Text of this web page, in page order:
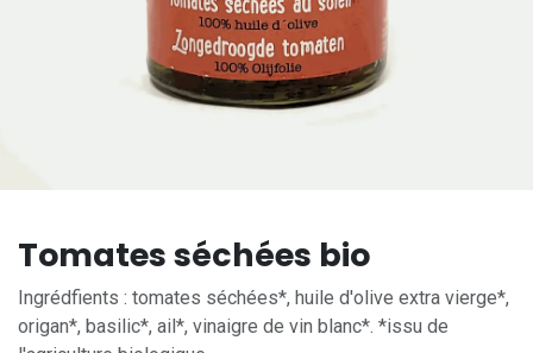
Tomates séchées bio
Ingrédfients : tomates séchées*, huile d'olive extra vierge*,
origan*, basilic*, ail*, vinaigre de vin blanc*. *issu de